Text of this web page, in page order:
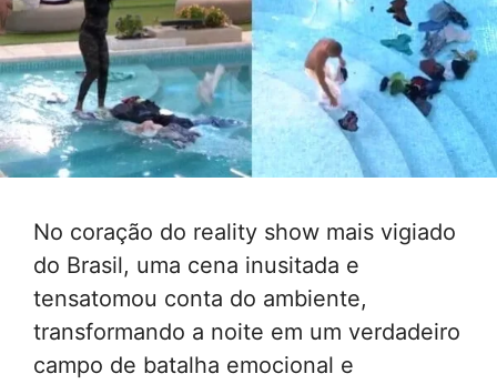
No coração do reality show mais vigiado
do Brasil, uma cena inusitada e
tensatomou conta do ambiente,
transformando a noite em um verdadeiro
campo de batalha emocional e